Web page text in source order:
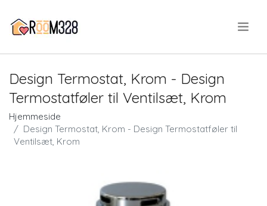
Design Termostat, Krom - Design
Termostatføler til Ventilsæt, Krom
Hjemmeside
Design Termostat, Krom - Design Termostatføler til
Ventilsæt, Krom